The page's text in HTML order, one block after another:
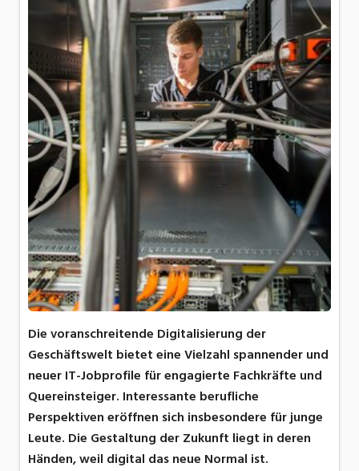
Die voranschreitende Digitalisierung der
Geschäftswelt bietet eine Vielzahl spannender und
neuer IT-Jobprofile für engagierte Fachkräfte und
Quereinsteiger. Interessante berufliche
Perspektiven eröffnen sich insbesondere für junge
Leute. Die Gestaltung der Zukunft liegt in deren
Händen, weil digital das neue Normal ist.